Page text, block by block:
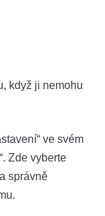
když ji nemohu
ve svém
Zde vyberte
správně